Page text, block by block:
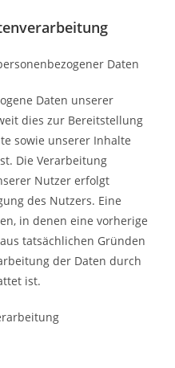
Daten
Daten unserer
dies zur Bereitstellung
sowie unserer Inhalte
Die Verarbeitung
Nutzer erfolgt
des Nutzers. Eine
in denen eine vorherige
tatsächlichen Gründen
der Daten durch
ist.